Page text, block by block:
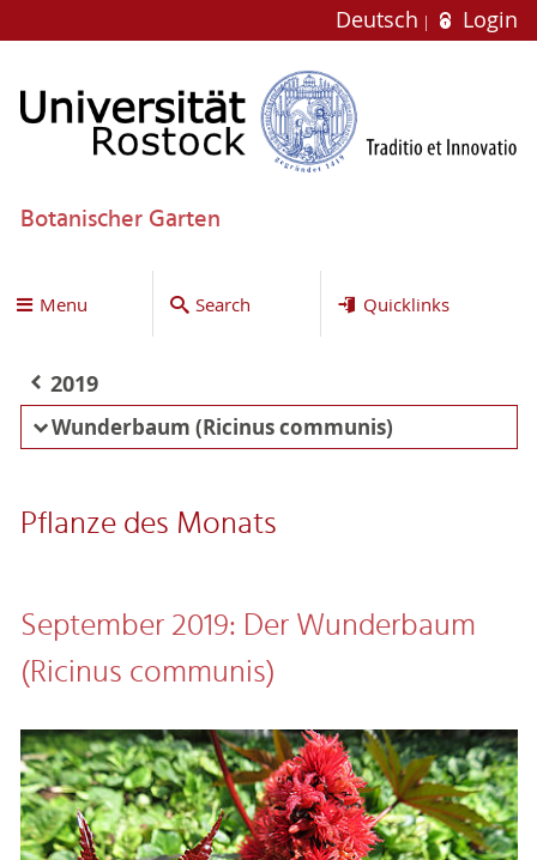
Deutsch Login
Botanischer Garten
Menu Search Quicklinks
2019
Wunderbaum (Ricinus communis)
Pflanze des Monats
September 2019: Der Wunderbaum
(Ricinus communis)